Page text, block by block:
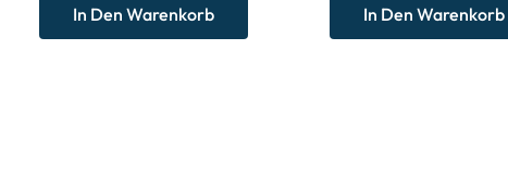
In Den Warenkorb In Den Warenkorb